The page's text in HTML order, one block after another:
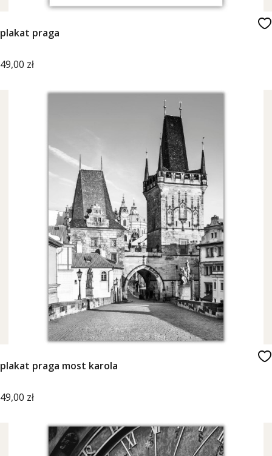
plakat praga
Cena
49,00 zł
plakat praga most karola
Cena
49,00 zł